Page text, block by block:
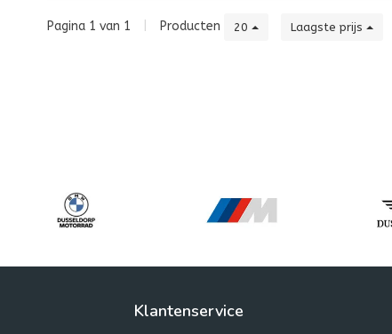
Pagina 1 van 1 Producten 20 Laagste prijs
Klantenservice